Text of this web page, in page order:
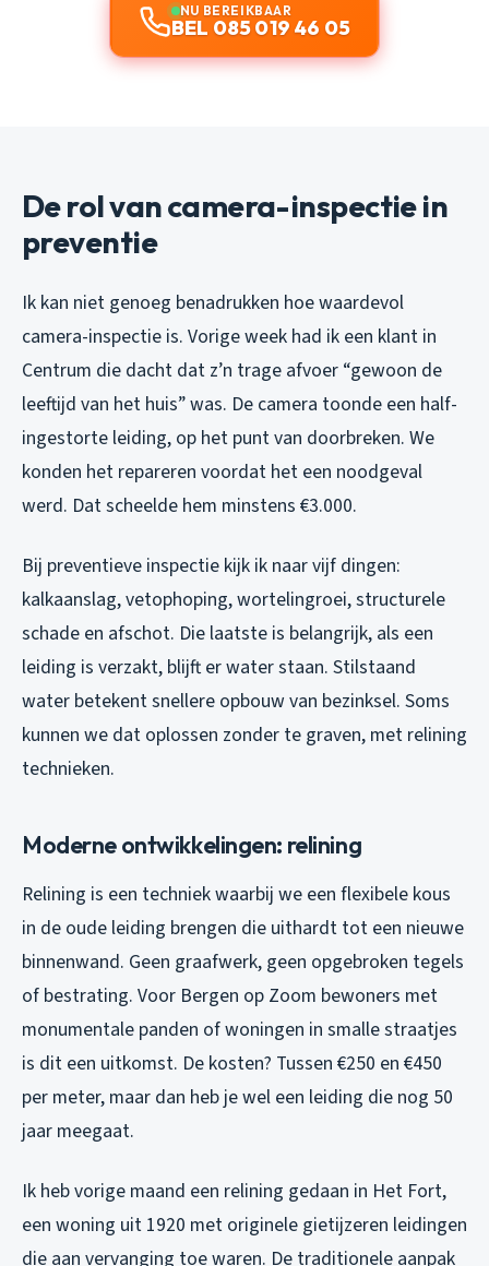
NU BEREIKBAAR
BEL 085 019 46 05
De rol van camera-inspectie in
preventie
Ik kan niet genoeg benadrukken hoe waardevol
camera-inspectie is. Vorige week had ik een klant in
Centrum die dacht dat z’n trage afvoer “gewoon de
leeftijd van het huis” was. De camera toonde een half-
ingestorte leiding, op het punt van doorbreken. We
konden het repareren voordat het een noodgeval
werd. Dat scheelde hem minstens €3.000.
Bij preventieve inspectie kijk ik naar vijf dingen:
kalkaanslag, vetophoping, wortelingroei, structurele
schade en afschot. Die laatste is belangrijk, als een
leiding is verzakt, blijft er water staan. Stilstaand
water betekent snellere opbouw van bezinksel. Soms
kunnen we dat oplossen zonder te graven, met relining
technieken.
Moderne ontwikkelingen: relining
Relining is een techniek waarbij we een flexibele kous
in de oude leiding brengen die uithardt tot een nieuwe
binnenwand. Geen graafwerk, geen opgebroken tegels
of bestrating. Voor Bergen op Zoom bewoners met
monumentale panden of woningen in smalle straatjes
is dit een uitkomst. De kosten? Tussen €250 en €450
per meter, maar dan heb je wel een leiding die nog 50
jaar meegaat.
Ik heb vorige maand een relining gedaan in Het Fort,
een woning uit 1920 met originele gietijzeren leidingen
die aan vervanging toe waren. De traditionele aanpak